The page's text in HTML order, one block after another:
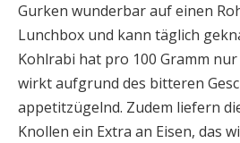
Gurken wunderbar auf einen
Lunchbox und kann täglich
Kohlrabi hat pro 100 Gramm
wirkt aufgrund des bitteren
appetitzügelnd. Zudem liefern
Knollen ein Extra an Eisen, das